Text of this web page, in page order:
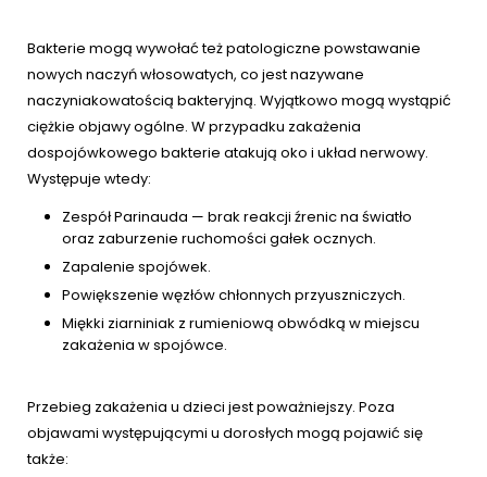
Bakterie mogą wywołać też patologiczne powstawanie
nowych naczyń włosowatych, co jest nazywane
naczyniakowatością bakteryjną. Wyjątkowo mogą wystąpić
ciężkie objawy ogólne. W przypadku zakażenia
dospojówkowego bakterie atakują oko i układ nerwowy.
Występuje wtedy:
Zespół Parinauda — brak reakcji źrenic na światło
oraz zaburzenie ruchomości gałek ocznych.
Zapalenie spojówek.
Powiększenie węzłów chłonnych przyuszniczych.
Miękki ziarniniak z rumieniową obwódką w miejscu
zakażenia w spojówce.
Przebieg zakażenia u dzieci jest poważniejszy. Poza
objawami występującymi u dorosłych mogą pojawić się
także: